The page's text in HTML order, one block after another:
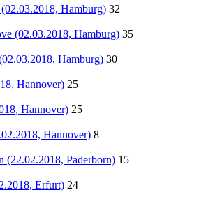
Hamburg) 32
(02.03.2018, Hamburg) 35
Hamburg) 30
Hannover) 25
Hannover) 25
Hannover) 8
(22.02.2018, Paderborn) 15
Erfurt) 24